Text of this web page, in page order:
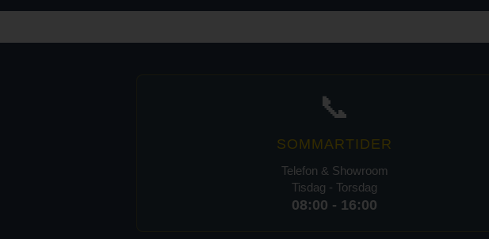
📞
SOMMARTIDER
Telefon & Showroom
Tisdag - Torsdag
08:00 - 16:00